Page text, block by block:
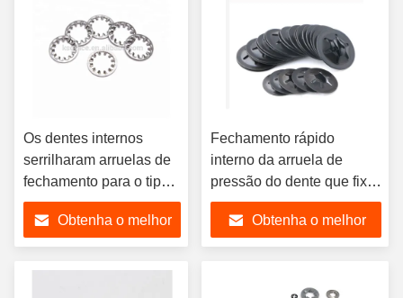
Os dentes internos
serrilharam arruelas de
fechamento para o tipo J
do RUÍDO 6797 da
segurança
Obtenha o melhor
Fechamento rápido
interno da arruela de
pressão do dente que fixa
a arruela de Starlock
Obtenha o melhor